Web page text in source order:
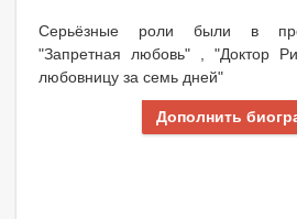
Серьёзные роли были в
"Запретная любовь" , "Доктор
любовницу за семь дней"
Дополнить